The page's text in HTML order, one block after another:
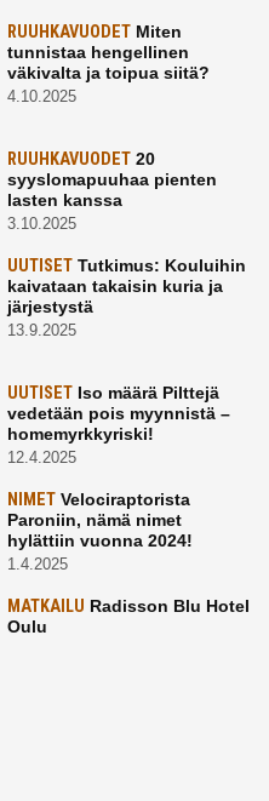
RUUHKAVUODETMiten
tunnistaa hengellinen
väkivalta ja toipua siitä?
4.10.2025
RUUHKAVUODET20
syyslomapuuhaa pienten
lasten kanssa
3.10.2025
UUTISETTutkimus: Kouluihin
kaivataan takaisin kuria ja
järjestystä
13.9.2025
UUTISETIso määrä Pilttejä
vedetään pois myynnistä –
homemyrkkyriski!
12.4.2025
NIMETVelociraptorista
Paroniin, nämä nimet
hylättiin vuonna 2024!
1.4.2025
MATKAILU Radisson Blu Hotel
Oulu